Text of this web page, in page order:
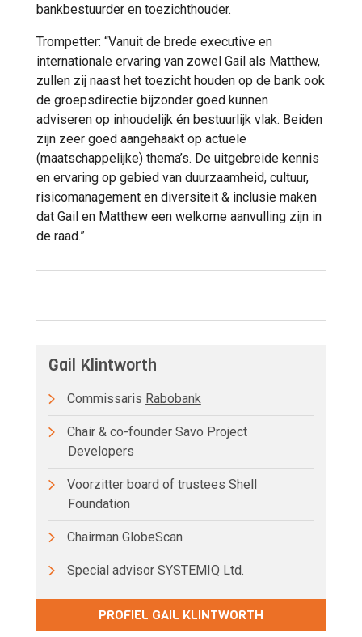
bankbestuurder en toezichthouder.
Trompetter: “Vanuit de brede executive en
internationale ervaring van zowel Gail als Matthew,
zullen zij naast het toezicht houden op de bank ook
de groepsdirectie bijzonder goed kunnen
adviseren op inhoudelijk én bestuurlijk vlak. Beiden
zijn zeer goed aangehaakt op actuele
(maatschappelijke) thema’s. De uitgebreide kennis
en ervaring op gebied van duurzaamheid, cultuur,
risicomanagement en diversiteit & inclusie maken
dat Gail en Matthew een welkome aanvulling zijn in
de raad.”
Gail Klintworth
Commissaris Rabobank
Chair & co-founder Savo Project
Developers
Voorzitter board of trustees Shell
Foundation
Chairman GlobeScan
Special advisor SYSTEMIQ Ltd.
PROFIEL GAIL KLINTWORTH